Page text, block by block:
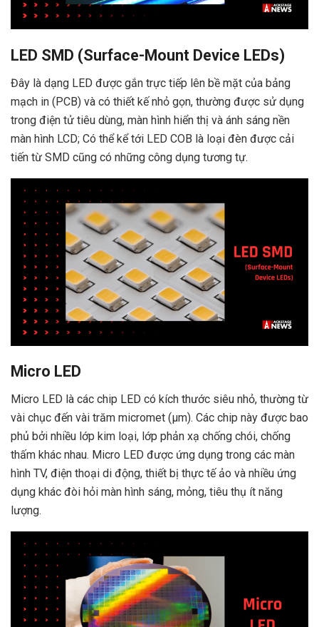
LED SMD (Surface-Mount Device LEDs)
Đây là dạng LED được gắn trực tiếp lên bề mặt của bảng
mạch in (PCB) và có thiết kế nhỏ gọn, thường được sử dụng
trong điện tử tiêu dùng, màn hình hiển thị và ánh sáng nền
màn hình LCD; Có thể kể tới LED COB là loại đèn được cải
tiến từ SMD cũng có những công dụng tương tự.
Micro LED
Micro LED là các chip LED có kích thước siêu nhỏ, thường từ
vài chục đến vài trăm micromet (μm). Các chip này được bao
phủ bởi nhiều lớp kim loại, lớp phản xạ chống chói, chống
thấm khác nhau. Micro LED được ứng dụng trong các màn
hình TV, điện thoại di động, thiết bị thực tế ảo và nhiều ứng
dụng khác đòi hỏi màn hình sáng, mỏng, tiêu thụ ít năng
lượng.